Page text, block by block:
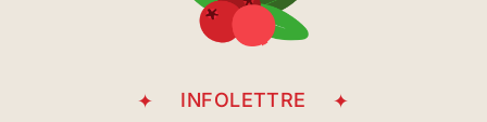
INFOLETTRE